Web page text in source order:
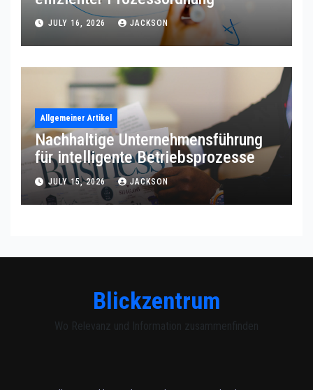
JULY 16, 2026 JACKSON
Allgemeiner Artikel
Nachhaltige Unternehmensführung
für intelligente Betriebsprozesse
JULY 15, 2026 JACKSON
Blickzentrum
Wo Relevanz und Information zusammenfinden